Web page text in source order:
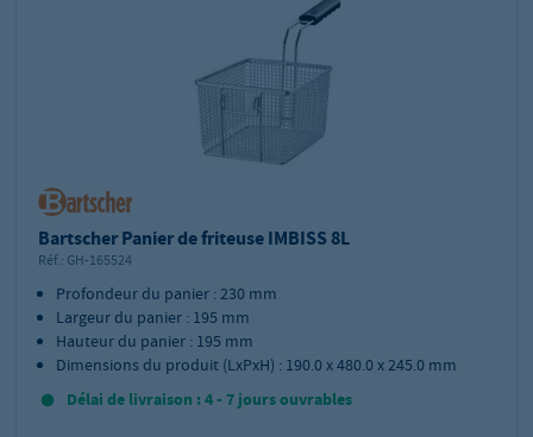
Bartscher Panier de friteuse IMBISS 8L
Réf.: GH-165524
Profondeur du panier : 230 mm
Largeur du panier : 195 mm
Hauteur du panier : 195 mm
Dimensions du produit (LxPxH) : 190.0 x 480.0 x 245.0 mm
Délai de livraison : 4 - 7 jours ouvrables